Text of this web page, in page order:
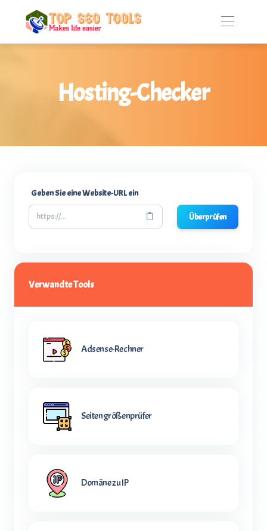
Hosting-Checker
Geben Sie eine Website-URL ein
Überprüfen
Verwandte Tools
Adsense-Rechner
Seitengrößenprüfer
Domäne zu IP